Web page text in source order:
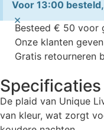
Voor 13:00
×
Besteed € 50 voor
Onze klanten
Gratis retourneren
Specificaties
De plaid van Unique
van kleur, wat zorgt